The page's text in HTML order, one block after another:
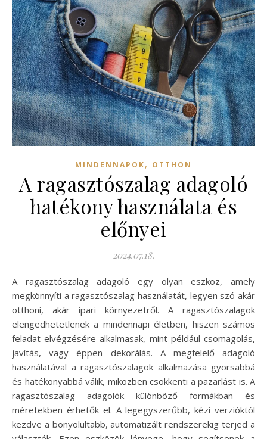
MINDENNAPOK, OTTHON
A ragasztószalag adagoló
hatékony használata és
előnyei
2024.07.18.
A ragasztószalag adagoló egy olyan eszköz, amely
megkönnyíti a ragasztószalag használatát, legyen szó akár
otthoni, akár ipari környezetről. A ragasztószalagok
elengedhetetlenek a mindennapi életben, hiszen számos
feladat elvégzésére alkalmasak, mint például csomagolás,
javítás, vagy éppen dekorálás. A megfelelő adagoló
használatával a ragasztószalagok alkalmazása gyorsabbá
és hatékonyabbá válik, miközben csökkenti a pazarlást is. A
ragasztószalag adagolók különböző formákban és
méretekben érhetők el. A legegyszerűbb, kézi verzióktól
kezdve a bonyolultabb, automatizált rendszerekig terjed a